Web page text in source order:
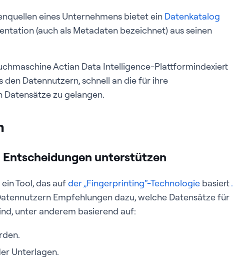
eines Unternehmens bietet ein Datenkatalog
(auch als Metadaten bezeichnet) aus seinen
Actian Data Intelligence-Plattformindexiert
Datennutzern, schnell an die für ihre
zu gelangen.
unterstützen
Tool, das aufder „Fingerprinting“-Technologie basiert.
Empfehlungen dazu, welche Datensätze für
unter anderem basierend auf:
Unterlagen.